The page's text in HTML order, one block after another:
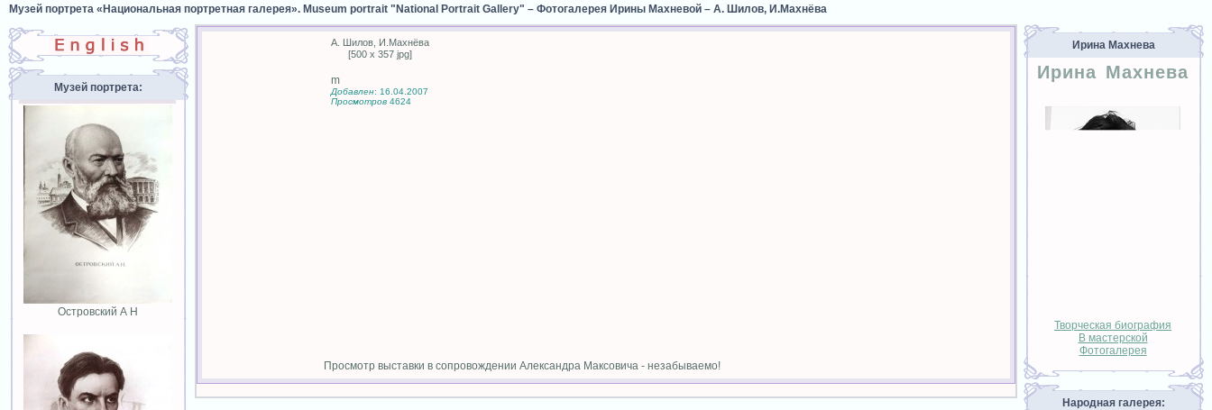
Музей портрета «Национальная портретная галерея». Museum portrait "National Portrait Gallery" – Фотогалерея Ирины Махневой – А. Шилов, И.Махнёва
Музей портрета:
Островский А Н
А. Шилов, И.Махнёва
[500 x 357 jpg]
m
Добавлен: 16.04.2007
Просмотров 4624
Просмотр выставки в сопровождении Александра Максовича - незабываемо!
Ирина Махнева
Ирина Махнева
Творческая биография
В мастерской
Фотогалерея
Народная галерея: